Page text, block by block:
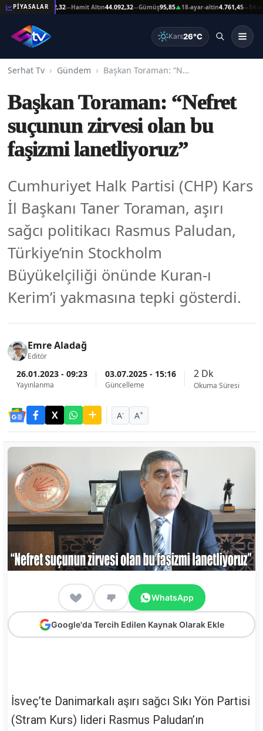
PİYASALAR
Altın44.092,32 —Hamit Altın44.092,32—Gümüş95,85▲18-ayar-altin4.761,45—14-ayar-
Kars26°C
Serhat Tv Gündem Başkan Toraman: “Nefret suçunun zirvesi olan bu faşizmi lanetliyoruz”
Başkan Toraman: “Nefret
suçunun zirvesi olan bu
faşizmi lanetliyoruz”
Cumhuriyet Halk Partisi (CHP) Kars
İl Başkanı Taner Toraman, aşırı
sağcı politikacı Rasmus Paludan,
Türkiye’nin Stockholm
Büyükelçiliği önünde Kuran-ı
Kerim’i yakmasına tepki gösterdi.
Emre Aladağ
Editör
26.01.2023 - 09:23
Yayınlanma
03.07.2025 - 15:16
Güncelleme
2 Dk
Okuma Süresi
A- A+
WhatsApp
Google'da Tercih Edilen Kaynak Olarak Ekle
İsveç’te Danimarkalı aşırı sağcı Sıkı Yön Partisi
(Stram Kurs) lideri Rasmus Paludan’ın